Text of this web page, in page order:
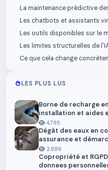
La maintenance prédictive
Les chatbots et assistants
Les outils disponibles sur le
Les limites structurelles de
Ce que cela change
LES PLUS LUS
Borne de recharge
installation et aides
4,785
Dégât des eaux en
assurance et
3,886
Copropriété et
donnees